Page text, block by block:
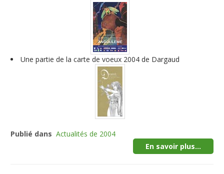
Une partie de la carte de voeux 2004 de Dargaud
Publié dans Actualités de 2004
En savoir plus...